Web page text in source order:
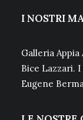
I NOSTRI
Galleria Appia
Bice Lazzari.
Eugene